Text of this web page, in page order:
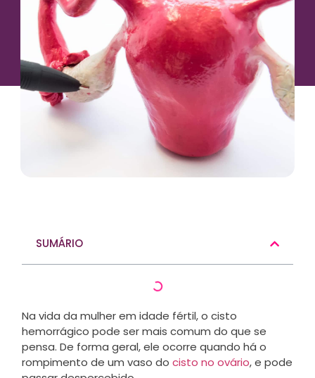
SUMÁRIO
Na vida da mulher em idade fértil, o cisto
hemorrágico pode ser mais comum do que se
pensa. De forma geral, ele ocorre quando há o
rompimento de um vaso do cisto no ovário, e pode